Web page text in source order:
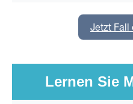
Jetzt Fall
Lernen Sie